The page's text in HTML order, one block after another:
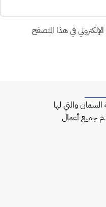
في هذا المتصفح
والتي لها
جميع أعمال